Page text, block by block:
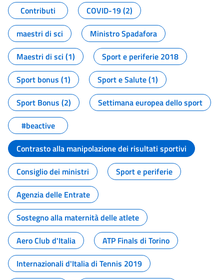
Contributi
COVID-19 (2)
maestri di sci
Ministro Spadafora
Maestri di sci (1)
Sport e periferie 2018
Sport bonus (1)
Sport e Salute (1)
Sport Bonus (2)
Settimana europea dello sport
#beactive
Contrasto alla manipolazione dei risultati sportivi
Consiglio dei ministri
Sport e periferie
Agenzia delle Entrate
Sostegno alla maternità delle atlete
Aero Club d'Italia
ATP Finals di Torino
Internazionali d'Italia di Tennis 2019